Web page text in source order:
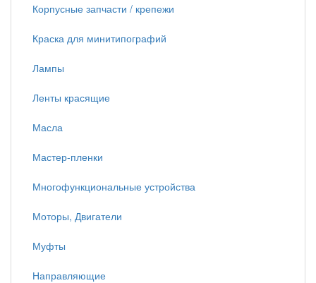
Корпусные запчасти / крепежи
Краска для минитипографий
Лампы
Ленты красящие
Масла
Мастер-пленки
Многофункциональные устройства
Моторы, Двигатели
Муфты
Направляющие